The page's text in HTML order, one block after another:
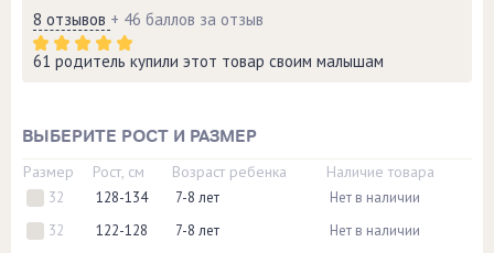
8 отзывов + 46 баллов за отзыв
61 родитель купили этот товар своим малышам
ВЫБЕРИТЕ РОСТ И РАЗМЕР
Размер Рост, см Возраст ребенка Наличие товара
32 128-134 7-8 лет
Нет в наличии
32
122-128 7-8 лет
Нет в наличии